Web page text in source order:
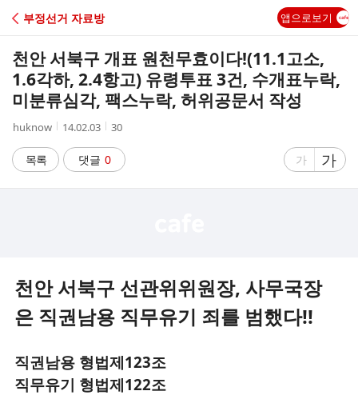
C
A
부정선거 자료방 앱으로보기
천안 서북구 개표 원천무효이다!(11.1고소,
1.6각하, 2.4항고) 유령투표 3건, 수개표누락,
미분류심각, 팩스누락, 허위공문서 작성
작
자
huknow
작
시
간
14.02.03
조
수
30
목록 댓글 0
글
게
가
글
자
가
천안 서북구 선관위위원장, 사무국장
은 직권남용 직무유기 죄를 범했다!!
직권남용 형법제123조
직무유기 형법제122조